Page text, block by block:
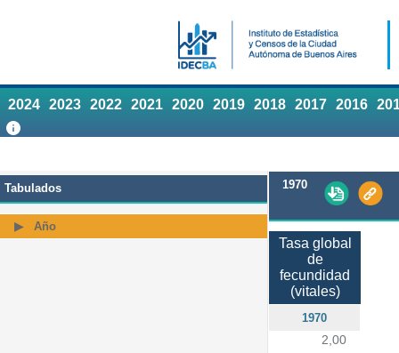
2024 2023 2022 2021 2020 2019 2018 2017 2016
Tabulados
Año
1970
Tasa global
de
fecundidad
(vitales)
1970
2,00